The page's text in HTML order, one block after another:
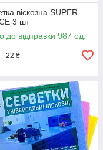
віскозна SUPER
3 шт
до відправки 987 од.
22 ₴